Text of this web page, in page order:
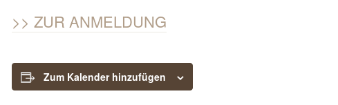
ZUR ANMELDUNG
Zum Kalender hinzufügen